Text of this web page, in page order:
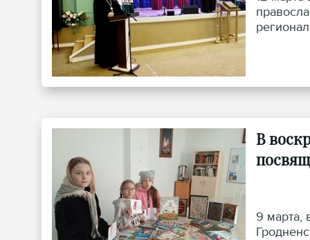
В
9 марта,